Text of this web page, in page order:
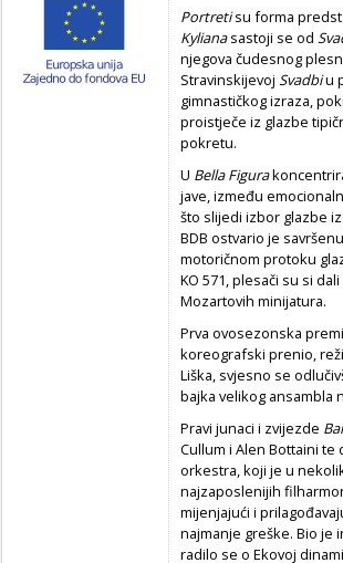
Portretisu forma
Kylianasastoji se od
njegova čudesnog
Stravinskijevoj Svadbiu
gimnastičkog izraza,
proistječe iz glazbe
pokretu.
U Bella Figura
jave, između
što slijedi izbor glazbe
BDB ostvario je
motoričnom protoku
KO 571, plesači su si
Mozartovih minijatura.
Prva ovosezonska
koreografski prenio,
Liška, svjesno se
bajka velikog ansambla
Pravi junaci i zvijezde
Cullum i Alen Bottaini te
orkestra, koji je u
najzaposlenijih
mijenjajući i
najmanje greške. Bio je
radilo se o Ekovoj